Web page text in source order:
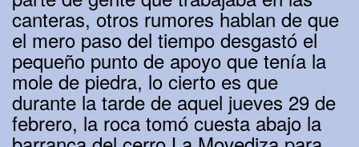
canteras, otros rumores hablan de que
el mero paso del tiempo desgastó el
pequeño punto de apoyo que tenía la
mole de piedra, lo cierto es que
durante la tarde de aquel jueves 29 de
febrero, la roca tomó cuesta abajo la